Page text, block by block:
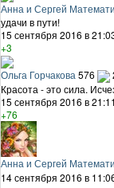
Анна и Сергей
удачи в пути!
15 сентября 2016 в
+3
Ольга Горчакова 576
Красота - это сила.
15 сентября 2016 в 21:11
+76
Анна и Сергей
14 сентября 2016 в